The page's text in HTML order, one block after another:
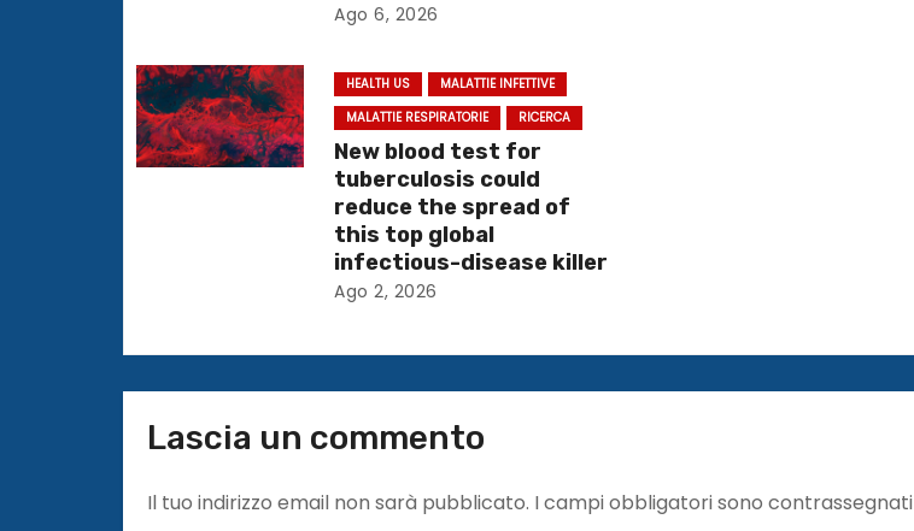
e
a
r
o
l
i
Ago 6, 2026
HEALTH US
MALATTIE INFETTIVE
MALATTIE RESPIRATORIE
RICERCA
New blood test for
tuberculosis could
reduce the spread of
this top global
infectious-disease killer
Ago 2, 2026
Lascia un commento
Il tuo indirizzo email non sarà pubblicato. I campi obbligatori sono contrassegnati